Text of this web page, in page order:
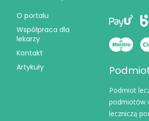
O portalu
Współpraca dla
lekarzy
Kontakt
Artykuły
Podmiot
podmiotów
leczniczą